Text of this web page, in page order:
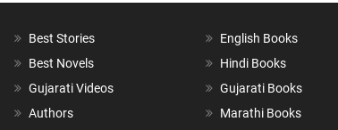
Best Stories
Best Novels
Gujarati Videos
Authors
English Books
Hindi Books
Gujarati Books
Marathi Books